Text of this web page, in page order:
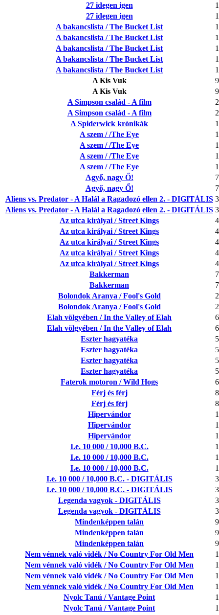
27 idegen igen
27 idegen igen
A bakancslista / The Bucket List
A bakancslista / The Bucket List
A bakancslista / The Bucket List
A bakancslista / The Bucket List
A bakancslista / The Bucket List
A Kis Vuk
9
A Kis Vuk
9
A Simpson család - A film
2
A Simpson család - A film
2
A Spiderwick krónikák
A szem / /The Eye
1
A szem / /The Eye
1
A szem / /The Eye
1
A szem / /The Eye
1
Agyő, nagy Ő!
7
Agyő, nagy Ő!
7
Aliens vs. Predator - A Halál a Ragadozó ellen 2. - DIGITÁLIS 3
Aliens vs. Predator - A Halál a Ragadozó ellen 2. - DIGITÁLIS 3
Az utca királyai / Street Kings
4
Az utca királyai / Street Kings
4
Az utca királyai / Street Kings
4
Az utca királyai / Street Kings
4
Az utca királyai / Street Kings
4
Bakkerman
7
Bakkerman
7
Bolondok Aranya / Fool's Gold
2
Bolondok Aranya / Fool's Gold
2
Elah völgyében / In the Valley of Elah
6
Elah völgyében / In the Valley of Elah
6
Eszter hagyatéka
5
Eszter hagyatéka
5
Eszter hagyatéka
5
Eszter hagyatéka
5
Faterok motoron / Wild Hogs
6
Férj és férj
8
Férj és férj
8
Hipervándor
Hipervándor
Hipervándor
I.e. 10 000 / 10,000 B.C.
I.e. 10 000 / 10,000 B.C.
I.e. 10 000 / 10,000 B.C.
I.e. 10 000 / 10,000 B.C. - DIGITÁLIS
3
I.e. 10 000 / 10,000 B.C. - DIGITÁLIS
3
Legenda vagyok - DIGITÁLIS
3
Legenda vagyok - DIGITÁLIS
3
Mindenképpen talán
9
Mindenképpen talán
9
Mindenképpen talán
9
Nem vénnek való vidék / No Country For Old Men
Nem vénnek való vidék / No Country For Old Men
Nem vénnek való vidék / No Country For Old Men
Nem vénnek való vidék / No Country For Old Men
Nyolc Tanú / Vantage Point
Nyolc Tanú / Vantage Point